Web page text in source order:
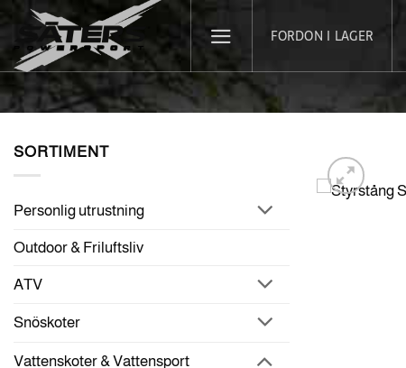
content
FORDON I LAGER
SORTIMENT
Personlig utrustning
Outdoor & Friluftsliv
ATV
Snöskoter
Vattenskoter & Vattensport